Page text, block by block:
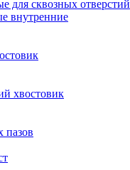
для сквозных отверстий
внутренние
хвостовик
пазов